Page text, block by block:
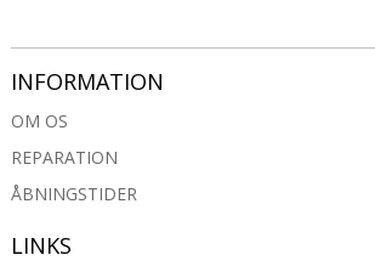
INFORMATION
OM OS
REPARATION
ÅBNINGSTIDER
LINKS